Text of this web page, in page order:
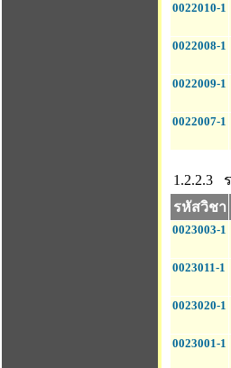
0022010-1
0022008-1
0022009-1
0022007-1
1.2.2.3
รหัสวิชา
0023003-1
0023011-1
0023020-1
0023001-1